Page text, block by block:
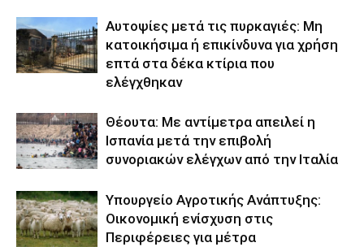
Αυτοψίες μετά τις πυρκαγιές: Μη
κατοικήσιμα ή επικίνδυνα για χρήση
επτά στα δέκα κτίρια που
ελέγχθηκαν
Θέουτα: Με αντίμετρα απειλεί η
Ισπανία μετά την επιβολή
συνοριακών ελέγχων από την Ιταλία
Υπουργείο Αγροτικής Ανάπτυξης:
Οικονομική ενίσχυση στις
Περιφέρειες για μέτρα